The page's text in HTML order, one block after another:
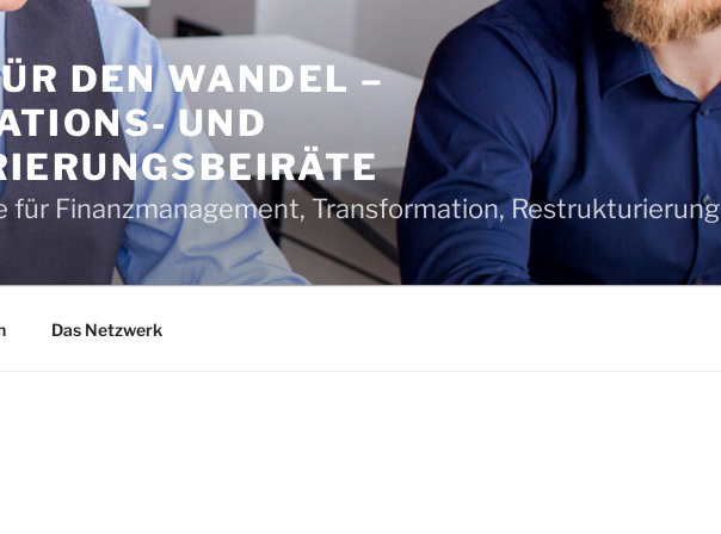
DEN WANDEL –
UND
Finanzmanagement, Transformation, Restrukturierung
Das Netzwerk